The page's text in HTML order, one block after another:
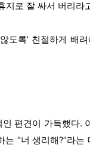
지로 잘 싸서 버리라
도록’ 친절하게 배
편견이 가득했다.
“너 생리해?”라